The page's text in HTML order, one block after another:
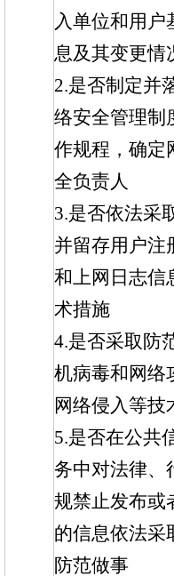
入单位和用户
息及其变更情
2.是否制定并
络安全管理制
作规程，确定
全负责人
3.是否依法采
并留存用户注
和上网日志信
术措施
4.是否采取防
机病毒和网络
网络侵入等技
5.是否在公共
务中对法律、
规禁止发布或
的信息依法采
防范做事